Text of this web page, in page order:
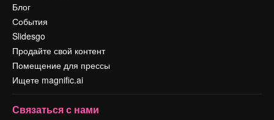
Блог
События
Slidesgo
Продайте свой контент
Помещение для прессы
Ищете magnific.ai
Связаться с нами